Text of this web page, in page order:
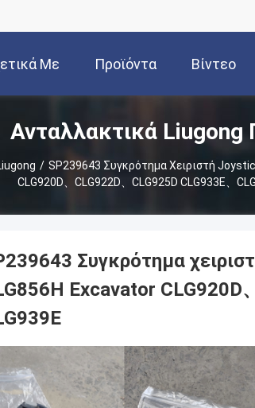
Με
Εμάς
Προϊόντα Βίντεο
Ανταλλακτικά Liugong
/ SP239643 Συγκρότημα Χειριστή
CLG920D、CLG922D、CLG925D CLG933E、
Συγκρότημα
Excavator CLG920D